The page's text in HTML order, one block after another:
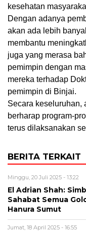
kesehatan
Dengan adanya
akan ada lebih
membantu
juga yang merasa
pemimpin dengan
mereka terhadap
pemimpin di Binjai.
Secara keseluruhan,
berharap program-
terus dilaksanakan
BERITA TERKAIT
Minggu, 20 Juli 2025 - 13:22
El Adrian Shah:
Sahabat Semua
Hanura Sumut
Jumat, 18 April 2025 - 16:55